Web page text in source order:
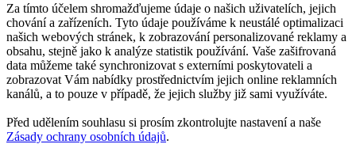
Za tímto účelem shromažďujeme údaje o našich uživatelích, jejich
chování a zařízeních. Tyto údaje používáme k neustálé optimalizaci
našich webových stránek, k zobrazování personalizované reklamy a
obsahu, stejně jako k analýze statistik používání. Vaše zašifrovaná
data můžeme také synchronizovat s externími poskytovateli a
zobrazovat Vám nabídky prostřednictvím jejich online reklamních
kanálů, a to pouze v případě, že jejich služby již sami využíváte.
Před udělením souhlasu si prosím zkontrolujte nastavení a naše
Zásady ochrany osobních údajů.